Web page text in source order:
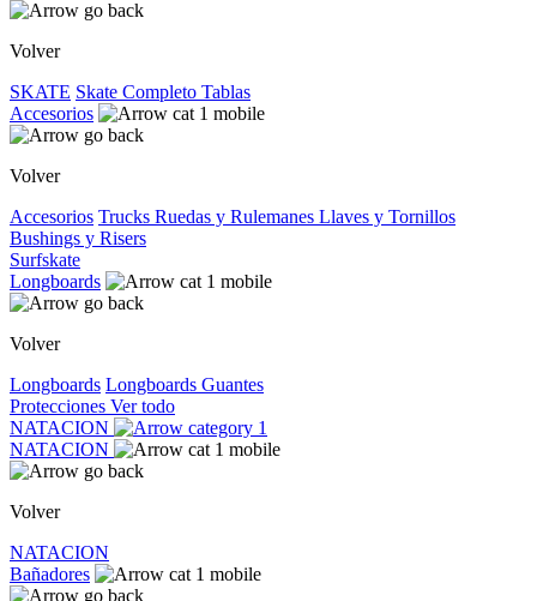
Volver
SKATE Skate Completo Tablas
Accesorios
Volver
Accesorios Trucks Ruedas y Rulemanes Llaves y Tornillos
Bushings y Risers
Surfskate
Longboards
Volver
Longboards Longboards Guantes
Protecciones Ver todo
NATACION
NATACION
Volver
NATACION
Bañadores